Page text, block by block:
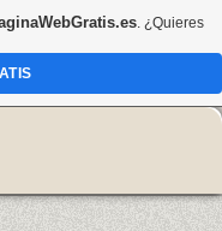
. ¿Quieres